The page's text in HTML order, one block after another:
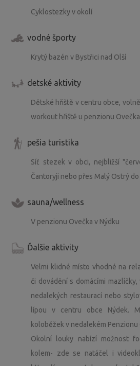
Cyklostezky v okolí
vodné športy
Krytý bazén v Bystřici nad Olší
detské aktivity
Dětské hřiště v centru obce,
workout hřiště u penzionu
pešia turistika
Síť stezek v obci, nejbližší
Čantoryji nebo přes Malý Ostrý
sauna/wellness
V penzionu Ovečka v Nýdku
Ďalšie aktivity
Velmi klidné místo vhodné na
či dovádění s domácími
nedalekých restaurací nebo
lípou v centru obce Nýdek.
koloběžek v nedalekém Penzionu
Okolní louky nabízí možnost
kolem- zde se natáčel i